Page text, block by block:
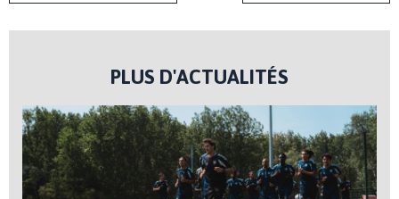
PLUS D'ACTUALITÉS